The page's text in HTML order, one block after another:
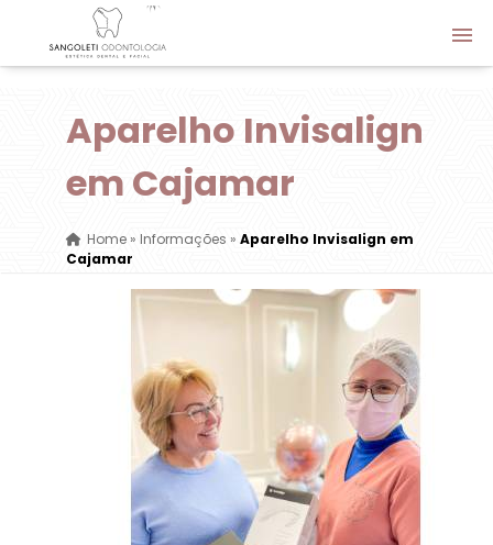
Aparelho Invisalign
em Cajamar
Home» Informações » Aparelho Invisalign em
Cajamar